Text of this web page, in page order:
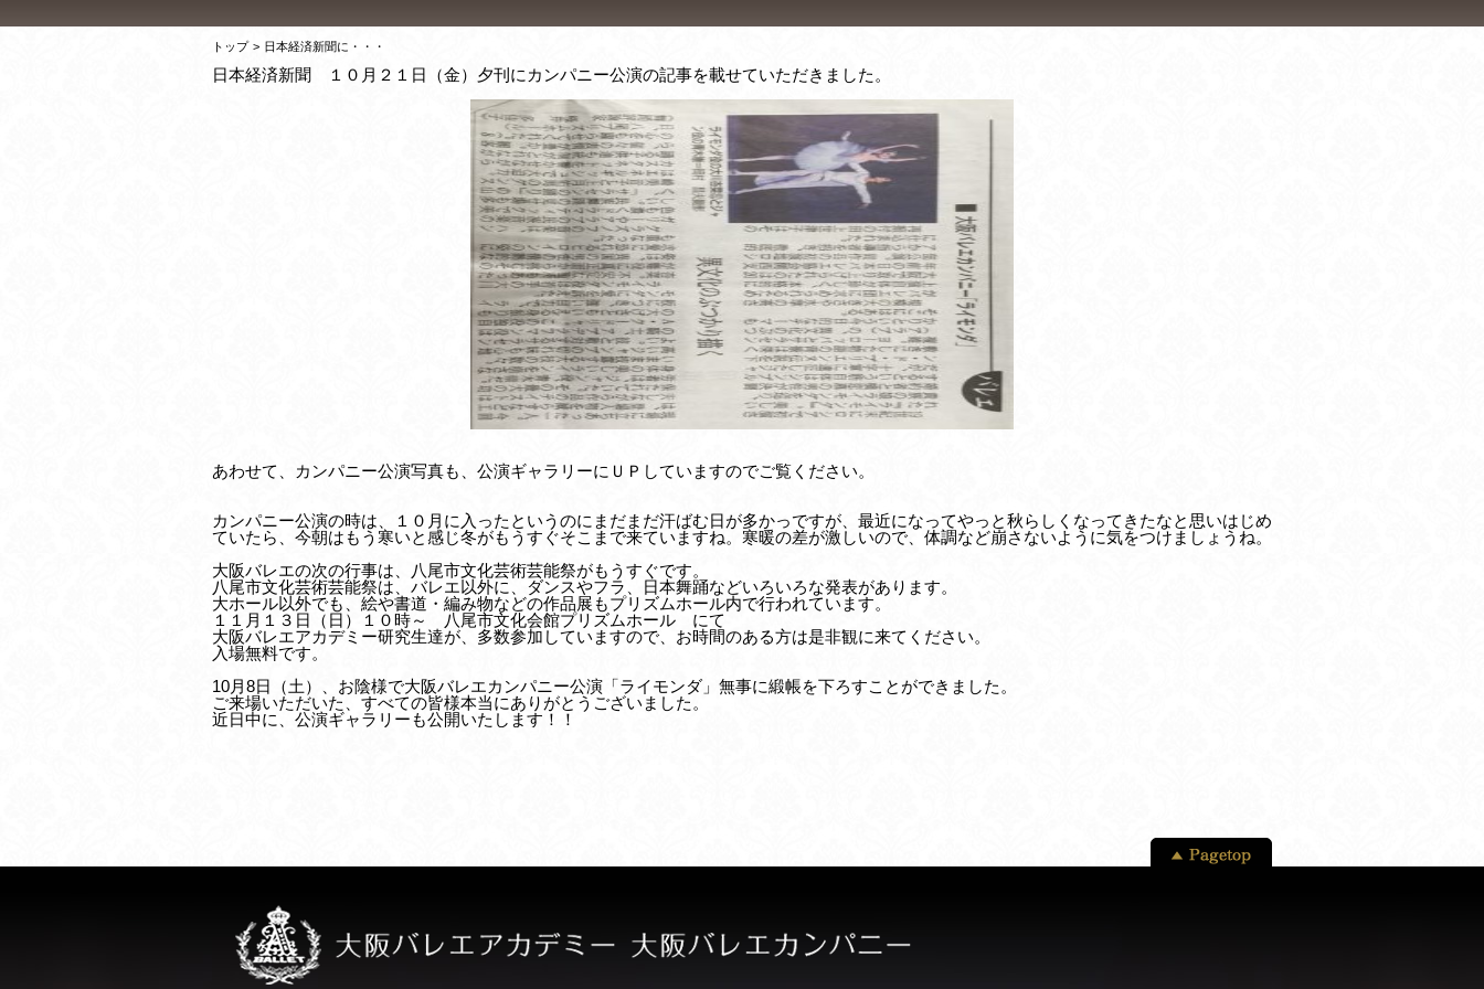
トップ > 日本経済新聞に・・・
日本経済新聞 １０月２１日（金）夕刊にカンパニー公演の記事を載せていただきました。
あわせて、カンパニー公演写真も、公演ギャラリーにＵＰしていますのでご覧ください。
カンパニー公演の時は、１０月に入ったというのにまだまだ汗ばむ日が多かっですが、最近になってやっと秋らしくなってきたなと思いはじめ
ていたら、今朝はもう寒いと感じ冬がもうすぐそこまで来ていますね。寒暖の差が激しいので、体調など崩さないように気をつけましょうね。
大阪バレエの次の行事は、八尾市文化芸術芸能祭がもうすぐです。
八尾市文化芸術芸能祭は、バレエ以外に、ダンスやフラ、日本舞踊などいろいろな発表があります。
大ホール以外でも、絵や書道・編み物などの作品展もプリズムホール内で行われています。
１１月１３日（日）１０時～ 八尾市文化会館プリズムホール にて
大阪バレエアカデミー研究生達が、多数参加していますので、お時間のある方は是非観に来てください。
入場無料です。
10月8日（土）、お陰様で大阪バレエカンパニー公演「ライモンダ」無事に緞帳を下ろすことができました。
ご来場いただいた、すべての皆様本当にありがとうございました。
近日中に、公演ギャラリーも公開いたします！！